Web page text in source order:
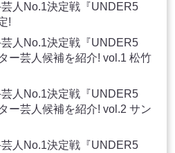
人No.1決定戦『UNDER5
!
人No.1決定戦『UNDER5
ー芸人候補を紹介! vol.1 松竹
人No.1決定戦『UNDER5
ー芸人候補を紹介! vol.2 サン
人No.1決定戦『UNDER5